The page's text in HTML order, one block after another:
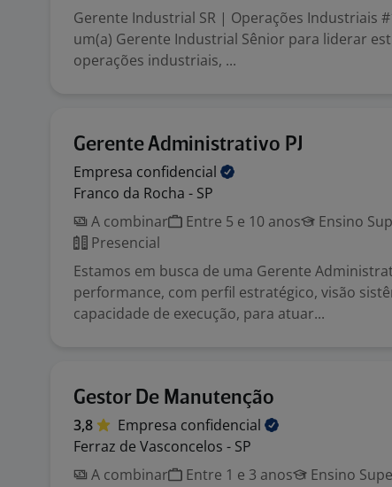
Gerente Industrial SR | Operações Industriais
um(a) Gerente Industrial Sênior para liderar
operações industriais, ...
Gerente Administrativo PJ
Empresa confidencial
Franco da Rocha - SP
A combinar
Entre 5 e 10 anos
Ensino
Presencial
Estamos em busca de uma Gerente
performance, com perfil estratégico, visão
capacidade de execução, para atuar...
Gestor De Manutenção
3,8 Empresa confidencial
Ferraz de Vasconcelos - SP
A combinar
Entre 1 e 3 anos Ensino